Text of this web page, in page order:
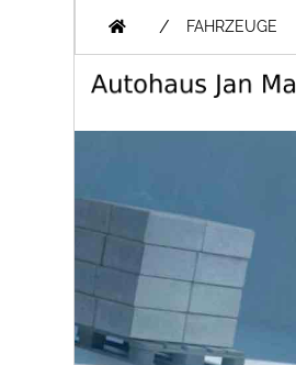
/ FAHRZEUGE